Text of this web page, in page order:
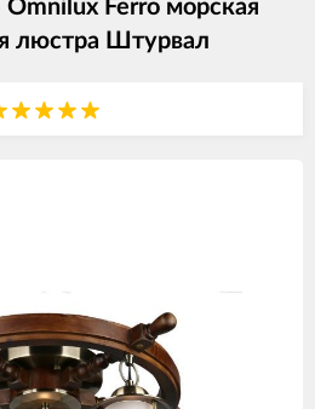
Ferro морская
люстра Штурвал